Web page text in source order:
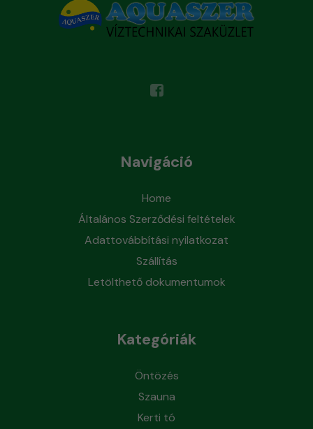
Navigáció
Home
Általános Szerződési feltételek
Adattovábbítási nyilatkozat
Szállítás
Letölthető dokumentumok
Kategóriák
Öntözés
Szauna
Kerti tó